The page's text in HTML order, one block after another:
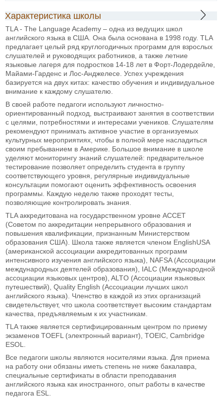
Характеристика школы
TLA - The Language Academy – одна из ведущих школ
английского языка в США. Она была основана в 1998 году. TLA
предлагает целый ряд круглогодичных программ для взрослых
слушателей и руководящих работников, а также летние
языковые лагеря для подростков 14-18 лет в Форт-Лодердейле,
Майами-Гарденс и Лос-Анджелесе. Успех учреждения
базируется на двух китах: качество обучения и индивидуальное
внимание к каждому слушателю.
В своей работе педагоги используют личностно-
ориентированный подход, выстраивают занятия в соответствии
с целями, потребностями и интересами учеников. Слушателям
рекомендуют принимать активное участие в организуемых
культурных мероприятиях, чтобы в полной мере насладиться
своим пребыванием в Америке. Большое внимание в школе
уделяют мониторингу знаний слушателей: предварительное
тестирование позволяет определить студента в группу
соответствующего уровня, регулярные индивидуальные
консультации помогают оценить эффективность освоения
программы. Каждую неделю также проходят тесты,
позволяющие контролировать знания.
TLA аккредитована на государственном уровне ACCET
(Советом по аккредитации непрерывного образования и
повышения квалификации, признанным Министерством
образования США). Школа также является членом EnglishUSA
(американской ассоциации аккредитованных программ
интенсивного изучения английского языка), NAFSA (Ассоциации
международных деятелей образования), IALC (Международной
ассоциации языковых центров), ALTO (Ассоциации языковых
путешествий), Quality English (Ассоциации лучших школ
английского языка). Членство в каждой из этих организаций
свидетельствует, что школа соответствует высоким стандартам
качества, предъявляемым к их участникам.
TLA также является сертифицированным центром по приему
экзаменов TOEFL (электронный вариант), TOEIC, Cambridge
ESOL.
Все педагоги школы являются носителями языка. Для приема
на работу они обязаны иметь степень не ниже бакалавра,
специальные сертификаты в области преподавания
английского языка как иностранного, опыт работы в качестве
педагога ESL.